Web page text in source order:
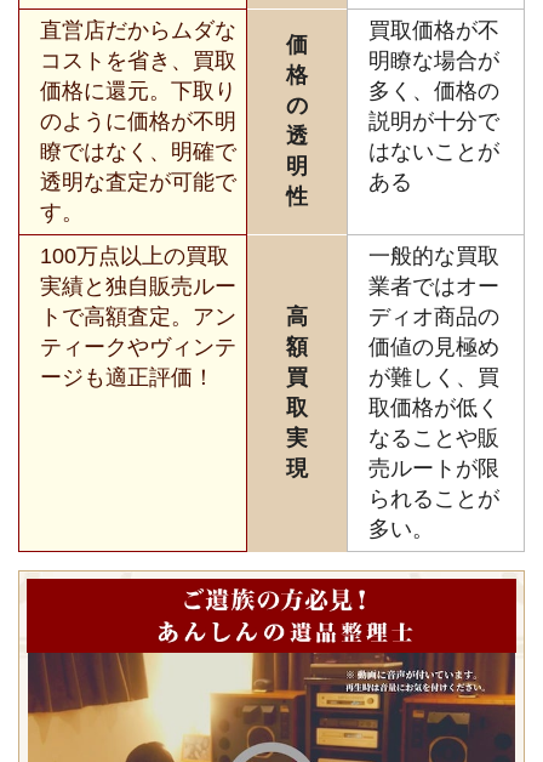
直営店だからムダな
コストを省き、買取
価格に還元。下取り
のように価格が不明
瞭ではなく、明確で
透明な査定が可能で
す。
価
格
の
透
明
性
買取価格が不
明瞭な場合が
多く、価格の
説明が十分で
はないことが
ある
100万点以上の買取
実績と独自販売ルー
トで高額査定。アン
ティークやヴィンテ
ージも適正評価！
高
額
買
取
実
現
一般的な買取
業者ではオー
ディオ商品の
価値の見極め
が難しく、買
取価格が低く
なることや販
売ルートが限
られることが
多い。